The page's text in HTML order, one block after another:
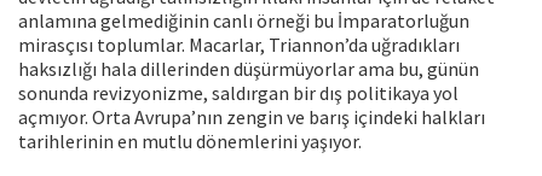
anlamına gelmediğinin canlı örneği bu İmparatorluğun
mirasçısı toplumlar. Macarlar, Triannon’da uğradıkları
haksızlığı hala dillerinden düşürmüyorlar ama bu, günün
sonunda revizyonizme, saldırgan bir dış politikaya yol
açmıyor. Orta Avrupa’nın zengin ve barış içindeki halkları
tarihlerinin en mutlu dönemlerini yaşıyor.